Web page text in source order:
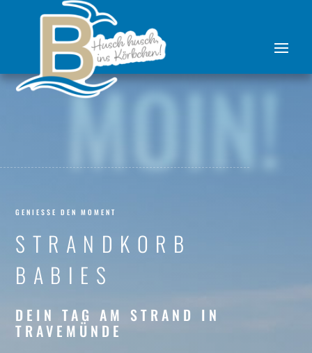
MOIN!
GENIESSE DEN MOMENT
STRANDKORB
BABIES
DEIN TAG AM STRAND IN
TRAVEMÜNDE